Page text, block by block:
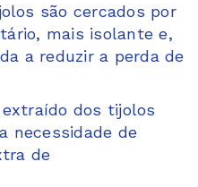
são cercados por
mais isolante e,
a reduzir a perda de
dos tijolos
necessidade de
de